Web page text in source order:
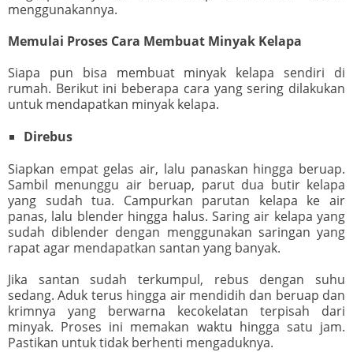
menggunakannya.
Memulai Proses Cara Membuat Minyak Kelapa
Siapa pun bisa membuat minyak kelapa sendiri di
rumah. Berikut ini beberapa cara yang sering dilakukan
untuk mendapatkan minyak kelapa.
Direbus
Siapkan empat gelas air, lalu panaskan hingga beruap.
Sambil menunggu air beruap, parut dua butir kelapa
yang sudah tua. Campurkan parutan kelapa ke air
panas, lalu blender hingga halus. Saring air kelapa yang
sudah diblender dengan menggunakan saringan yang
rapat agar mendapatkan santan yang banyak.
Jika santan sudah terkumpul, rebus dengan suhu
sedang. Aduk terus hingga air mendidih dan beruap dan
krimnya yang berwarna kecokelatan terpisah dari
minyak. Proses ini memakan waktu hingga satu jam.
Pastikan untuk tidak berhenti mengaduknya.